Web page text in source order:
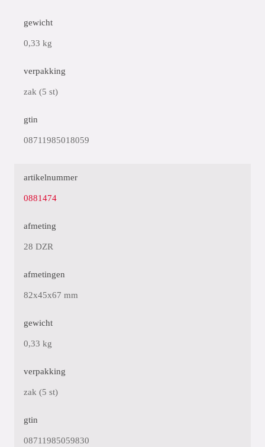
gewicht
0,33 kg
verpakking
zak (5 st)
gtin
08711985018059
artikelnummer
0881474
afmeting
28 DZR
afmetingen
82x45x67 mm
gewicht
0,33 kg
verpakking
zak (5 st)
gtin
08711985059830